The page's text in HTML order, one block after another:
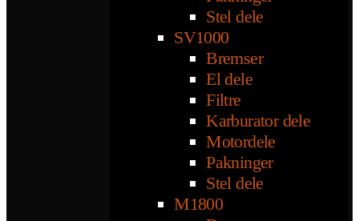
Stel dele
SV1000
Bremser
El dele
Filtre
Karburator dele
Motordele
Pakninger
Stel dele
M1800